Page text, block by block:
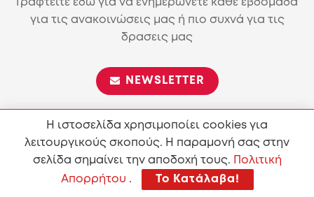
Γραφτείτε εδώ για να ενημερώνετε κάθε εβδομάδα
για τις ανακοινώσεις μας ή πιο συχνά για τις
δρασεις μας
NEWSLETTER
Επιτρέπεται η αναπαραγωγή και διανομή του περιεχόμενου
σύμφωνα με τους όρους της άδειαςAttribution-ShareAlike
4.0 International (CC BY-SA 4.0)
Η ιστοσελίδα χρησιμοποίει cookies για
λειτουργικούς σκοπούς. Η παραμονή σας στην
σελίδα σημαίνει την αποδοχή τους.
Πολιτική
Απορρήτου . Το Κατάλαβα!